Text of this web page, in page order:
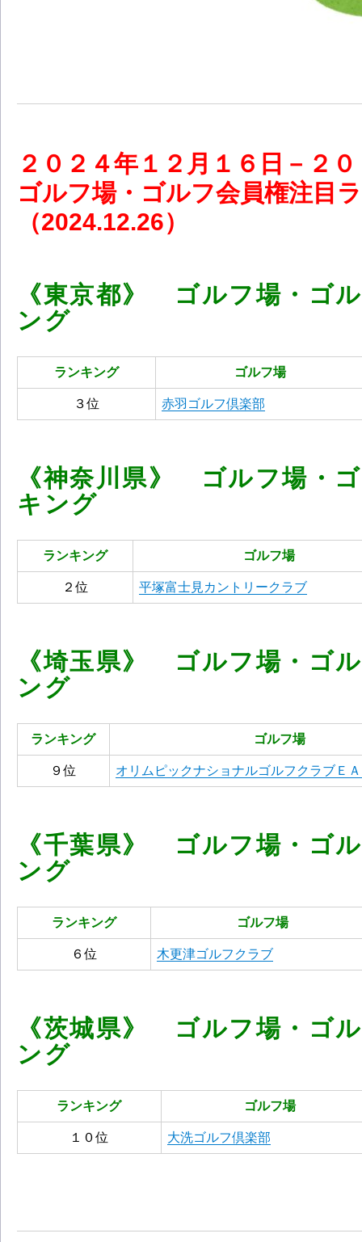
２０ ２４年１２ 月１６ 日－２
ゴルフ場・ゴルフ会員権注目
（2024.12.26）
《東京都》 ゴルフ場・ゴ
ング
ランキング ゴルフ場
３位 赤羽ゴルフ倶楽部
《神奈川県》 ゴルフ場・
キング
ランキング ゴルフ場
２位 平塚富士見カントリークラブ
《埼玉県》 ゴルフ場・ゴ
ング
ランキング ゴルフ場
９位 オリムピックナショナルゴルフクラブＥ
《千葉県》 ゴルフ場・ゴ
ング
ランキング ゴルフ場
６位 木更津ゴルフクラブ
《茨城県》 ゴルフ場・ゴ
ング
ランキング ゴルフ場
１０位 大洗ゴルフ倶楽部